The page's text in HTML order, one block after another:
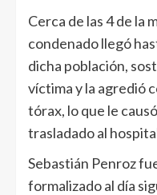
Cerca de las 4 de la
condenado llegó
dicha población,
víctima y la agredió
tórax, lo que le
trasladado al
Sebastián Penroz
formalizado al día